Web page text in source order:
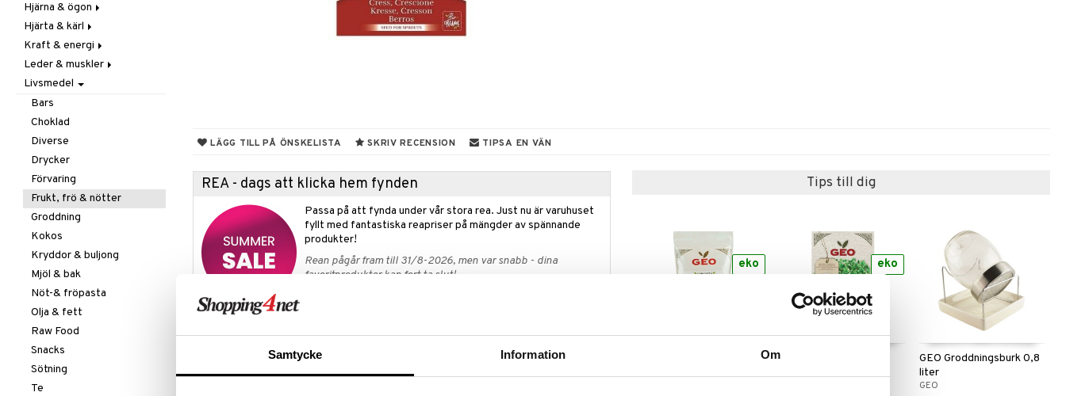
Samtycke Information Om
LÄGG TILL PÅ ÖNSKELISTA SKRIV RECENSION TIPSA EN VÄN
REA - dags att klicka hem fynden
Passa på att fynda under vår stora rea. Just nu är varuhuset
fyllt med fantastiska reapriser på mängder av spännande
produkter!
Rean pågår fram till 31/8-2026, men var snabb - dina
favoritprodukter kan fort ta slut!
Tips till dig
GEO Adagio Groddfrömix
eko
GEO Broccolifrö EKO
eko
GEO Groddningsburk 0,8
liter
GEO
Övriga
Sex & lust
Skelett
Urinvägar
Prostata
Sex & lust
Förebyggande &
lindrande
Hostdämpande
Öron, näsa & hals
Övriga
Virushämmande
Vitlök
Hår
Kosttillskott
Sol & pigment
Hjärna & ögon
Fettsyror
Minne
Ögon
Hjärta & kärl
Ginkgo biloba
Kärlstärkande
Kolesterolsänkande
Marina fettsyror
Veg fettsyror
Kraft & energi
Ginseng
Övriga
Prestation
Q-10
Rosenrot
Schizandra
Leder & muskler
Kosttillskott
Utvärtes
Livsmedel
Bars
Choklad
Diverse
Drycker
Förvaring
Frukt, frö & nötter
Groddning
Kokos
Kryddor & buljong
Mjöl & bak
Nöt-& fröpasta
Olja & fett
Raw Food
Snacks
Sötning
Te